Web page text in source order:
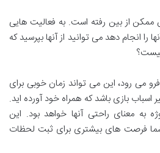
از بین رفته است. به فعالیت هایی
را انجام دهد می توانید از آنها بپرسید که
می رود، این می تواند زمان خوبی برای
بازی باشد که همراه خود آورده اید.
به معنای راحتی آنها خواهد بود. این
فرصت های بیشتری برای ثبت لحظات